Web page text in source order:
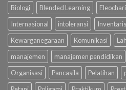
Biologi
Blended Learning
Internasional
intoleransi
Kewarganegaraan
Komunikasi
manajemen
manajemen pendidikan
Organisasi
Pancasila Pelatihan